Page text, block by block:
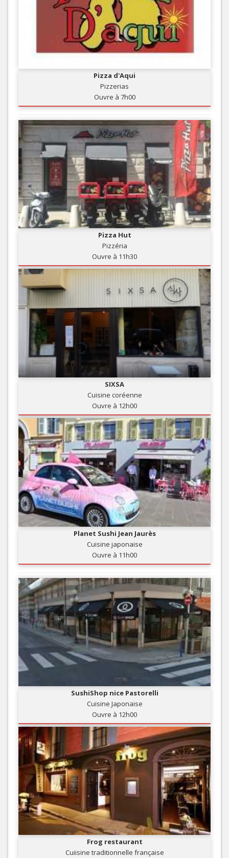
Pizza d'Aqui
Pizzerias
Ouvre à 7h00
Pizza Hut
Pizzéria
Ouvre à 11h30
SIXSA
Cuisine coréenne
Ouvre à 12h00
Planet Sushi Jean Jaurès
Cuisine japonaise
Ouvre à 11h00
SushiShop nice Pastorelli
Cuisine Japonaise
Ouvre à 12h00
Frog restaurant
Cuiisine traditionnelle française